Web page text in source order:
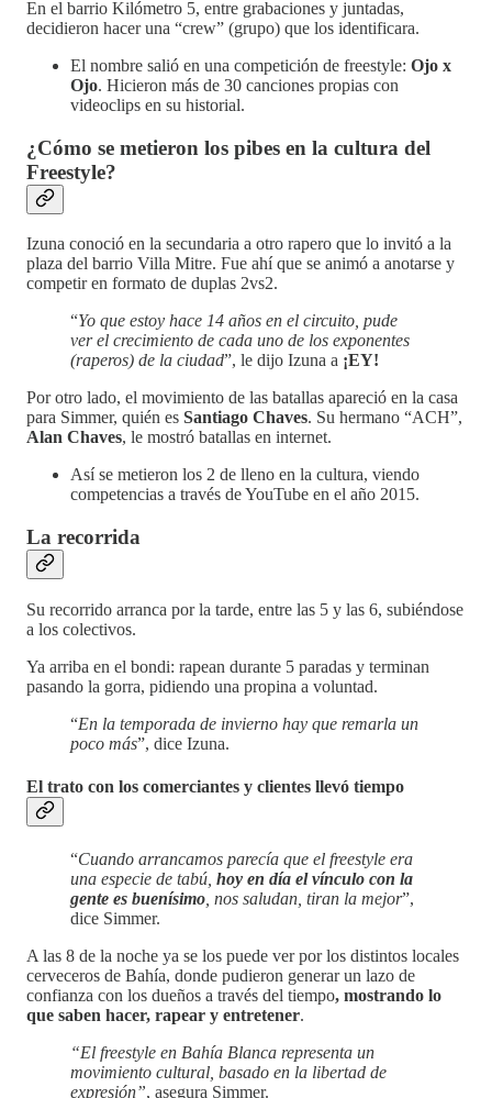
En el barrio Kilómetro 5, entre grabaciones y juntadas,
decidieron hacer una “crew” (grupo) que los identificara.
El nombre salió en una competición de freestyle: Ojo x
Ojo. Hicieron más de 30 canciones propias con
videoclips en su historial.
¿Cómo se metieron los pibes en la cultura del
Freestyle?
Izuna conoció en la secundaria a otro rapero que lo invitó a la
plaza del barrio Villa Mitre. Fue ahí que se animó a anotarse y
competir en formato de duplas 2vs2.
“Yo que estoy hace 14 años en el circuito, pude
ver el crecimiento de cada uno de los exponentes
(raperos) de la ciudad”, le dijo Izuna a ¡EY!
Por otro lado, el movimiento de las batallas apareció en la casa
para Simmer, quién es Santiago Chaves. Su hermano “ACH”,
Alan Chaves, le mostró batallas en internet.
Así se metieron los 2 de lleno en la cultura, viendo
competencias a través de YouTube en el año 2015.
La recorrida
Su recorrido arranca por la tarde, entre las 5 y las 6, subiéndose
a los colectivos.
Ya arriba en el bondi: rapean durante 5 paradas y terminan
pasando la gorra, pidiendo una propina a voluntad.
“En la temporada de invierno hay que remarla un
poco más”, dice Izuna.
El trato con los comerciantes y clientes llevó tiempo
“Cuando arrancamos parecía que el freestyle era
una especie de tabú, hoy en día el vínculo con la
gente es buenísimo, nos saludan, tiran la mejor”,
dice Simmer.
A las 8 de la noche ya se los puede ver por los distintos locales
cerveceros de Bahía, donde pudieron generar un lazo de
confianza con los dueños a través del tiempo, mostrando lo
que saben hacer, rapear y entretener.
“El freestyle en Bahía Blanca representa un
movimiento cultural, basado en la libertad de
expresión”, asegura Simmer.